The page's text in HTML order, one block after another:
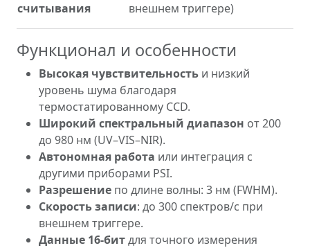
считывания
внешнем триггере)
Функционал и особенности
Высокая чувствительность и низкий
уровень шума благодаря
термостатированному CCD.
Широкий спектральный диапазон от 200
до 980 нм (UV–VIS–NIR).
Автономная работа или интеграция с
другими приборами PSI.
Разрешение по длине волны: 3 нм (FWHM).
Скорость записи: до 300 спектров/с при
внешнем триггере.
Данные 16-битдля точного измерения